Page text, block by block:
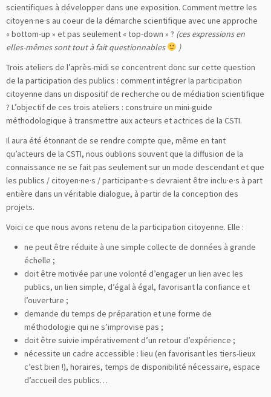
scientifiques à développer dans une exposition. Comment mettre les
citoyen·ne·s au coeur de la démarche scientifique avec une approche
« bottom-up » et pas seulement « top-down » ? (ces expressions en
elles-mêmes sont tout à fait questionnables
)
Trois ateliers de l’après-midi se concentrent donc sur cette question
de la participation des publics : comment intégrer la participation
citoyenne dans un dispositif de recherche ou de médiation scientifique
? L’objectif de ces trois ateliers : construire un mini-guide
méthodologique à transmettre aux acteurs et actrices de la CSTI.
Il aura été étonnant de se rendre compte que, même en tant
qu’acteurs de la CSTI, nous oublions souvent que la diffusion de la
connaissance ne se fait pas seulement sur un mode descendant et que
les publics / citoyen·ne·s / participant·e·s devraient être inclu·e·s à part
entière dans un véritable dialogue, à partir de la conception des
projets.
Voici ce que nous avons retenu de la participation citoyenne. Elle :
ne peut être réduite à une simple collecte de données à grande
échelle ;
doit être motivée par une volonté d’engager un lien avec les
publics, un lien simple, d’égal à égal, favorisant la confiance et
l’ouverture ;
demande du temps de préparation et une forme de
méthodologie qui ne s’improvise pas ;
doit être suivie impérativement d’un retour d’expérience ;
nécessite un cadre accessible : lieu (en favorisant les tiers-lieux
c’est bien !), horaires, temps de disponibilité nécessaire, espace
d’accueil des publics…